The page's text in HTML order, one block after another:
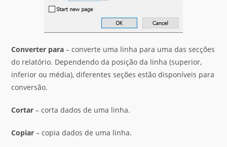
Converter para – converte uma linha para uma das secções
do relatório. Dependendo da posição da linha (superior,
inferior ou média), diferentes seções estão disponíveis para
conversão.
Cortar – corta dados de uma linha.
Copiar – copia dados de uma linha.